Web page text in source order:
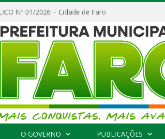
Nº 01/2026 – Cidade de Faro
O GOVERNO PUBLICAÇÕES